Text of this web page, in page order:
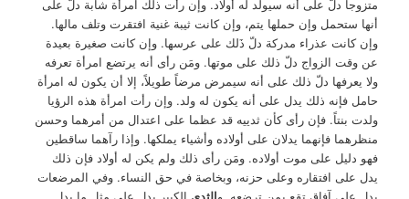
متزوجا دلّ على أنه سيولد له أولاد. وإن رأت ذلك امرأة شابة دلّ على
أنها ستحمل وإن حملها يتم، وإن كانت ثيبة غنية افتقرت وتلف مالها.
وإن كانت عذراء مدركة دلّ ذَلك على عرسها. وإن كانت صغيرة بعيدة
عن وقت الزواج دلّ ذلك على موتها. ومَن رأى أنه يرتضع امرأة تعرفه
ولا يعرفها دلّ ذلك على أنه سيمرض مرضاً طويلاً، إلا أن يكون له امرأة
حامل فإنه ذلك يدل على أنه يكون له ولد. وإن رأت امرأة هذه الرؤيا
ولدت بنتاً. فإن رأى كأن ثدييه قد عظما على اعتدال من أمرهما وحسن
منظرهما فإنهما يدلان على أولاده وأشياء يملكها. وإذا رآهما ساقطين
فهو دليل على موت أولاده. ومَن رأى ذلك ولم يكن له أولاد فإن ذلك
يدل على افتقاره وعلى حزنه، وبخاصة في حق النساء. وفي المرضعات